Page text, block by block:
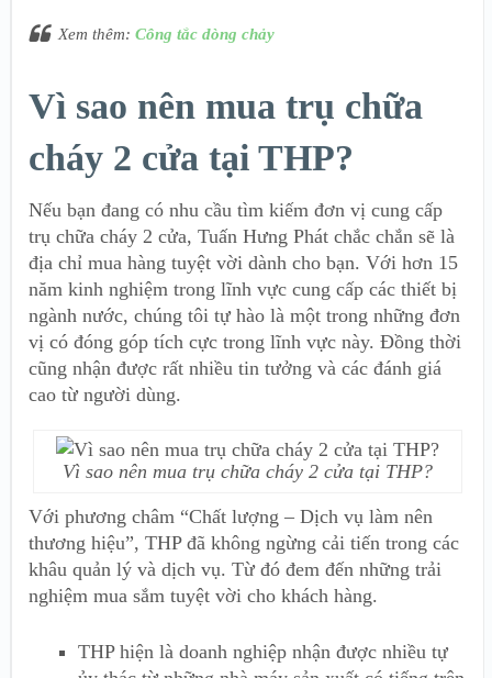
Xem thêm: Công tắc dòng chảy
Vì sao nên mua trụ chữa
cháy 2 cửa tại THP?
Nếu bạn đang có nhu cầu tìm kiếm đơn vị cung cấp
trụ chữa cháy 2 cửa, Tuấn Hưng Phát chắc chắn sẽ là
địa chỉ mua hàng tuyệt vời dành cho bạn. Với hơn 15
năm kinh nghiệm trong lĩnh vực cung cấp các thiết bị
ngành nước, chúng tôi tự hào là một trong những đơn
vị có đóng góp tích cực trong lĩnh vực này. Đồng thời
cũng nhận được rất nhiều tin tưởng và các đánh giá
cao từ người dùng.
Vì sao nên mua trụ chữa cháy 2 cửa tại THP?
Với phương châm “Chất lượng – Dịch vụ làm nên
thương hiệu”, THP đã không ngừng cải tiến trong các
khâu quản lý và dịch vụ. Từ đó đem đến những trải
nghiệm mua sắm tuyệt vời cho khách hàng.
THP hiện là doanh nghiệp nhận được nhiều tự